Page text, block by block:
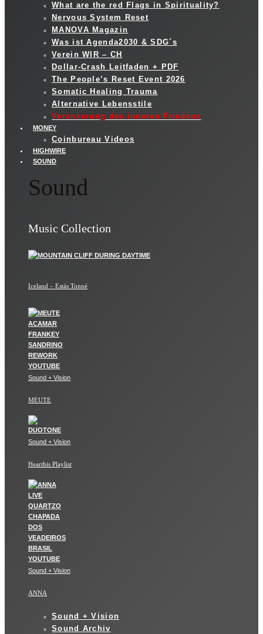
What are the red Flags in Spirituality?
Nervous System Reset
MANOVA Magazin
Was ist Agenda2030 & SDG´s
Verein WIR – CH
Dollar-Crash Leitfaden + PDF
The People’s Reset Event 2026
Somatic Healing Trauma
Alternative Lebensstile
Verankerung des inneren Friedens
MONEY
Coinbureau Videos
HIGHWIRE
SOUND
Sound
Music Collection
Iceland – Estás Tonné
Sound + Vision
MEUTE
Sound + Vision
Hearthis Playlist
Sound + Vision
ANNA
Sound + Vision
Sound Archiv